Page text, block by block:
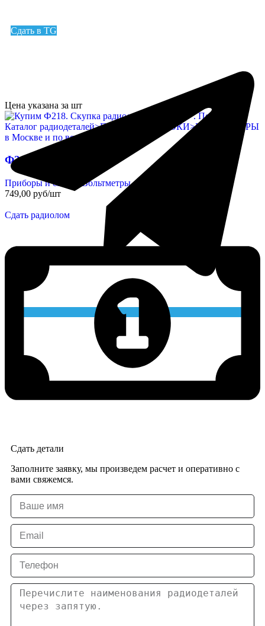
Сдать в TG
Цена указана за шт
Ф218
Приборы и блоки
Вольтметры
749,00 руб/шт
Сдать радиолом
Сдать детали
Заполните заявку, мы произведем расчет и оперативно с
вами свяжемся.